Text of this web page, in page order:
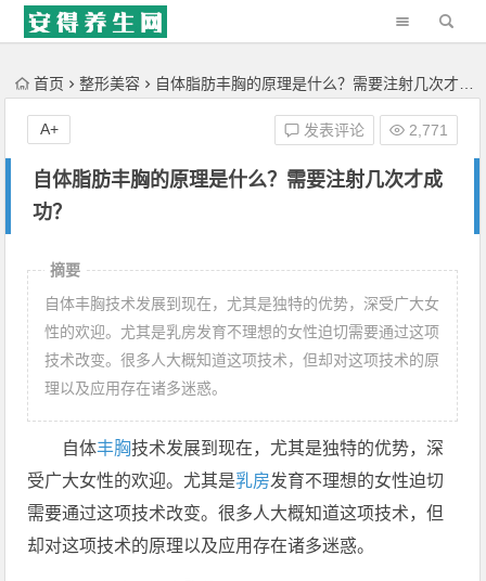
'); })();
首页 整形美容 自体脂肪丰胸的原理是什么？需要注射几次才成功？
自体脂肪丰胸的原理是什么？需要注射几次才成
功？
发表评论 2,771
A+
摘要
自体丰胸技术发展到现在，尤其是独特的优势，深受广大女
性的欢迎。尤其是乳房发育不理想的女性迫切需要通过这项
技术改变。很多人大概知道这项技术，但却对这项技术的原
理以及应用存在诸多迷惑。
自体丰胸技术发展到现在，尤其是独特的优势，深
受广大女性的欢迎。尤其是乳房发育不理想的女性迫切
需要通过这项技术改变。很多人大概知道这项技术，但
却对这项技术的原理以及应用存在诸多迷惑。